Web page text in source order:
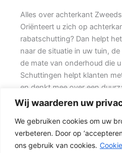
Wij waarderen uw
We gebruiken cookies om uw
verbeteren. Door op
ons gebruik van cookies.
Alles over achterkant
Oriënteert u zich op
rabatschutting? Dan helpt
naar de situatie in uw tuin,
de mate van onderhoud die
Schuttingen helpt klanten
en denkt mee over een
Een nette tuinafscheiding
een paar schermen en palen.
uitstraling, dan kan een
hoge betonplaat of zwarte